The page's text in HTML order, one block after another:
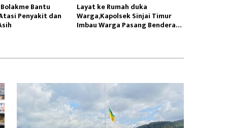
Bantu
Penyakit dan
Layat ke Rumah duka
Warga,Kapolsek Sinjai Timur
Imbau Warga Pasang Bendera